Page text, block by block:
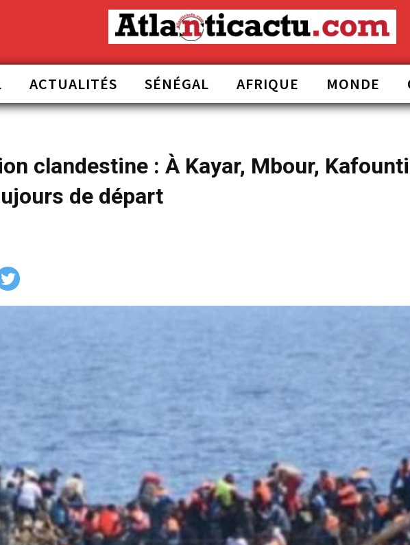
ACTUALITÉS SÉNÉGAL AFRIQUE MONDE
clandestine : À Kayar, Mbour,
de départ